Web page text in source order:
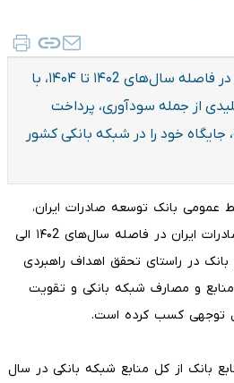
بانک توسعه صادرات ایران در فاصله سال‌های ۱۴۰2 تا ۱۴۰۴، با
از جمله سودآوری، پرداخت
جایگاه خود را در شبکه بانکی کشور
عمومی بانک توسعه صادرات ایران،
بررسی عملکرد بانک توسعه صادرات ایران در فاصله سال‌های ۱۴۰2 الی
بانک در راستای تحقق اهداف راهبردی
و مصارف شبکه بانکی و تقویت
توجهی کسب کرده است.
بانک از کل منابع شبکه بانکی در سال